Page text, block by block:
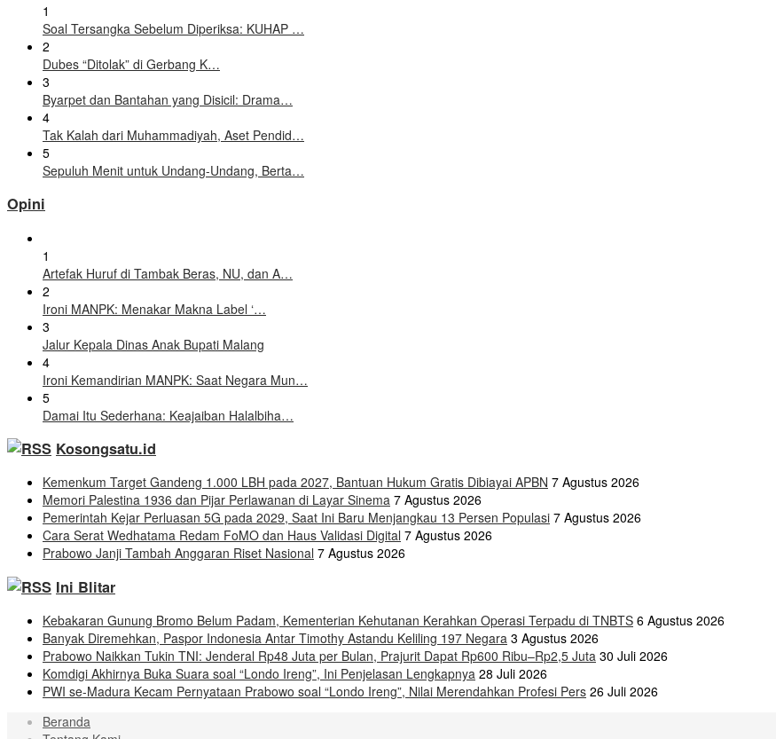
1
Soal Tersangka Sebelum Diperiksa: KUHAP …
2
Dubes “Ditolak” di Gerbang K…
3
Byarpet dan Bantahan yang Disicil: Drama…
4
Tak Kalah dari Muhammadiyah, Aset Pendid…
5
Sepuluh Menit untuk Undang-Undang, Berta…
Opini
1
Artefak Huruf di Tambak Beras, NU, dan A…
2
Ironi MANPK: Menakar Makna Label ‘…
3
Jalur Kepala Dinas Anak Bupati Malang
4
Ironi Kemandirian MANPK: Saat Negara Mun…
5
Damai Itu Sederhana: Keajaiban Halalbiha…
Kosongsatu.id
Kemenkum Target Gandeng 1.000 LBH pada 2027, Bantuan Hukum Gratis Dibiayai APBN 7 Agustus 2026
Memori Palestina 1936 dan Pijar Perlawanan di Layar Sinema 7 Agustus 2026
Pemerintah Kejar Perluasan 5G pada 2029, Saat Ini Baru Menjangkau 13 Persen Populasi 7 Agustus 2026
Cara Serat Wedhatama Redam FoMO dan Haus Validasi Digital 7 Agustus 2026
Prabowo Janji Tambah Anggaran Riset Nasional 7 Agustus 2026
Ini Blitar
Kebakaran Gunung Bromo Belum Padam, Kementerian Kehutanan Kerahkan Operasi Terpadu di TNBTS 6 Agustus 2026
Banyak Diremehkan, Paspor Indonesia Antar Timothy Astandu Keliling 197 Negara 3 Agustus 2026
Prabowo Naikkan Tukin TNI: Jenderal Rp48 Juta per Bulan, Prajurit Dapat Rp600 Ribu–Rp2,5 Juta 30 Juli 2026
Komdigi Akhirnya Buka Suara soal “Londo Ireng”, Ini Penjelasan Lengkapnya 28 Juli 2026
PWI se-Madura Kecam Pernyataan Prabowo soal “Londo Ireng”, Nilai Merendahkan Profesi Pers 26 Juli 2026
Beranda